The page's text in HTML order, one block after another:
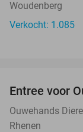
Woudenberg
Verkocht: 1.085
Entree voor
Ouwehands
Rhenen